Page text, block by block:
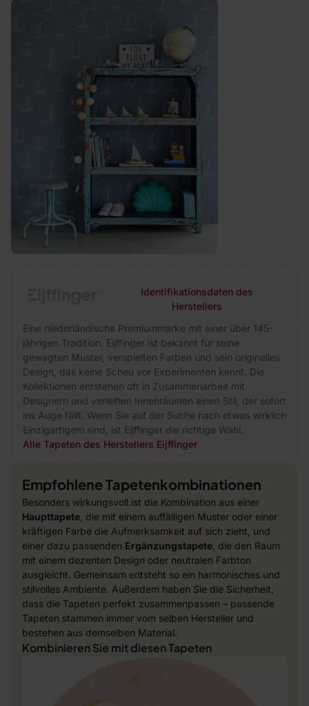
Identifikationsdaten des
Herstellers
Eine niederländische Premiummarke mit einer über 145-
jährigen Tradition. Eijffinger ist bekannt für seine
gewagten Muster, verspielten Farben und sein originelles
Design, das keine Scheu vor Experimenten kennt. Die
Kollektionen entstehen oft in Zusammenarbeit mit
Designern und verleihen Innenräumen einen Stil, der sofort
ins Auge fällt. Wenn Sie auf der Suche nach etwas wirklich
Einzigartigem sind, ist Eijffinger die richtige Wahl.
Alle Tapeten des Herstellers Eijffinger
Empfohlene Tapetenkombinationen
Besonders wirkungsvoll ist die Kombination aus einer
Haupttapete , die mit einem auffälligen Muster oder einer
kräftigen Farbe die Aufmerksamkeit auf sich zieht, und
einer dazu passenden Ergänzungstapete , die den Raum
mit einem dezenten Design oder neutralen Farbton
ausgleicht. Gemeinsam entsteht so ein harmonisches und
stilvolles Ambiente. Außerdem haben Sie die Sicherheit,
dass die Tapeten perfekt zusammenpassen – passende
Tapeten stammen immer vom selben Hersteller und
bestehen aus demselben Material.
Kombinieren Sie mit diesen Tapeten